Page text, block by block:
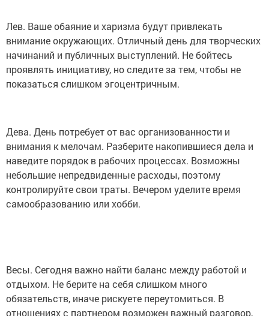
Лев. Ваше обаяние и харизма будут привлекать
внимание окружающих. Отличный день для творческих
начинаний и публичных выступлений. Не бойтесь
проявлять инициативу, но следите за тем, чтобы не
показаться слишком эгоцентричным.
Дева. День потребует от вас организованности и
внимания к мелочам. Разберите накопившиеся дела и
наведите порядок в рабочих процессах. Возможны
небольшие непредвиденные расходы, поэтому
контролируйте свои траты. Вечером уделите время
самообразованию или хобби.
Весы. Сегодня важно найти баланс между работой и
отдыхом. Не берите на себя слишком много
обязательств, иначе рискуете переутомиться. В
отношениях с партнером возможен важный разговор,